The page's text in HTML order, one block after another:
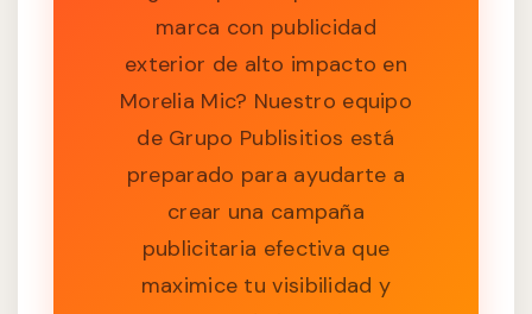
marca con publicidad
exterior de alto impacto en
Morelia Mic? Nuestro equipo
de Grupo Publisitios está
preparado para ayudarte a
crear una campaña
publicitaria efectiva que
maximice tu visibilidad y